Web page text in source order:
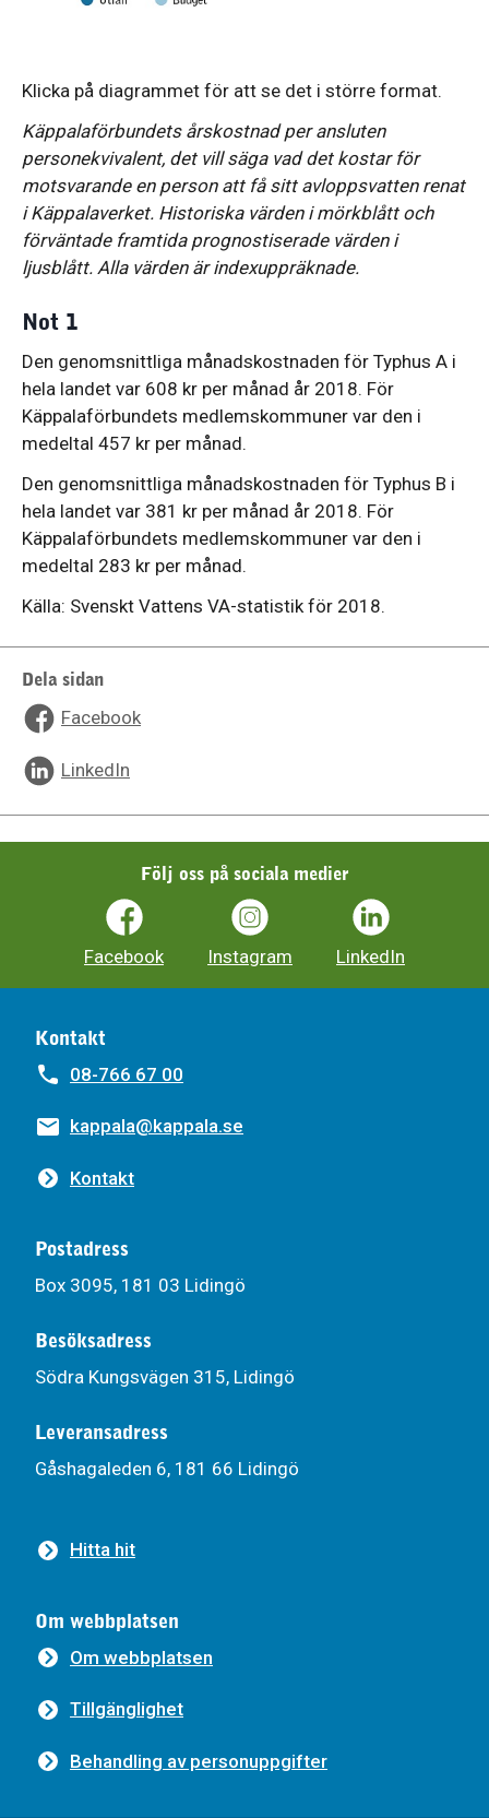
Klicka på diagrammet för att se det i större format.
Käppalaförbundets årskostnad per ansluten
personekvivalent, det vill säga vad det kostar för
motsvarande en person att få sitt avloppsvatten renat
i Käppalaverket. Historiska värden i mörkblått och
förväntade framtida prognostiserade värden i
ljusblått. Alla värden är indexuppräknade.
Not 1
Den genomsnittliga månadskostnaden för Typhus A i
hela landet var 608 kr per månad år 2018. För
Käppalaförbundets medlemskommuner var den i
medeltal 457 kr per månad.
Den genomsnittliga månadskostnaden för Typhus B i
hela landet var 381 kr per månad år 2018. För
Käppalaförbundets medlemskommuner var den i
medeltal 283 kr per månad.
Källa: Svenskt Vattens VA-statistik för 2018.
Dela sidan
Facebook
LinkedIn
Följ oss på sociala medier
Facebook Instagram LinkedIn
Kontakt
08-766 67 00
kappala@kappala.se
Kontakt
Postadress
Box 3095, 181 03 Lidingö
Besöksadress
Södra Kungsvägen 315, Lidingö
Leveransadress
Gåshagaleden 6, 181 66 Lidingö
Hitta hit
Om webbplatsen
Om webbplatsen
Tillgänglighet
Behandling av personuppgifter